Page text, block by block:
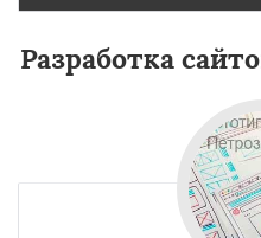
Разработка